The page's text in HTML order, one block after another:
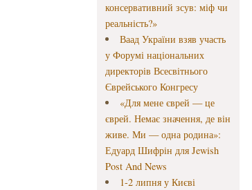
консервативний зсув: міф чи
реальність?»
Ваад України взяв участь
у Форумі національних
директорів Всесвітнього
Єврейського Конгресу
«Для мене єврей — це
єврей. Немає значення, де він
живе. Ми — одна родина»:
Едуард Шифрін для Jewish
Post And News
1-2 липня у Києві